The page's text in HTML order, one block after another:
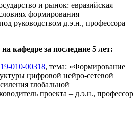
и рынок: евразийская
формирования
руководством д.э.н., профессора
кафедре за последние 5 лет:
19-010-00318, тема: «Формирование
цифровой нейро-сетевой
глобальной
проекта – д.э.н., профессор